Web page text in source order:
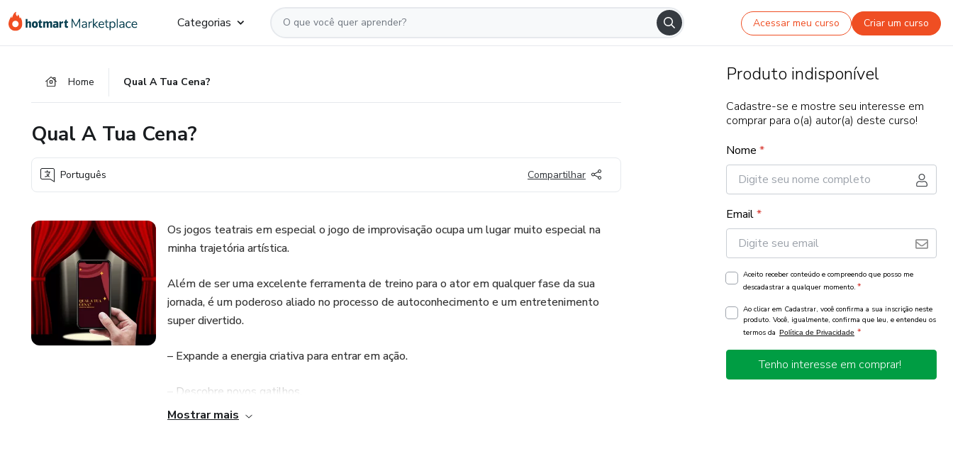
para
para
para
Categorias Acessar meu curso Criar um curso
Home Qual A Tua Cena?
Qual A Tua Cena?
Português Compartilhar
Os jogos teatrais em especial o jogo de improvisação ocupa um lugar muito especial na
minha trajetória artística.
Além de ser uma excelente ferramenta de treino para o ator em qualquer fase da sua
jornada, é um poderoso aliado no processo de autoconhecimento e um entretenimento
super divertido.
– Expande a energia criativa para entrar em ação.
– Descobre novos gatilhos.
Mostrar mais
Produto indisponível
Cadastre-se e mostre seu interesse em
comprar para o(a) autor(a) deste curso!
Nome *
Email*
Aceito receber conteúdo e compreendo que posso me
descadastrar a qualquer momento. *
Ao clicar em Cadastrar, você confirma a sua inscrição neste
produto. Você, igualmente, confirma que leu, e entendeu os
termos da Política de Privacidade *
Tenho interesse em comprar!